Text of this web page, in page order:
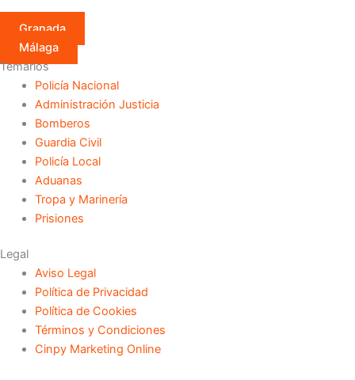
Granada
Málaga
Temarios
Policía Nacional
Administración Justicia
Bomberos
Guardia Civil
Policía Local
Aduanas
Tropa y Marinería
Prisiones
Legal
Aviso Legal
Política de Privacidad
Política de Cookies
Términos y Condiciones
Cinpy Marketing Online